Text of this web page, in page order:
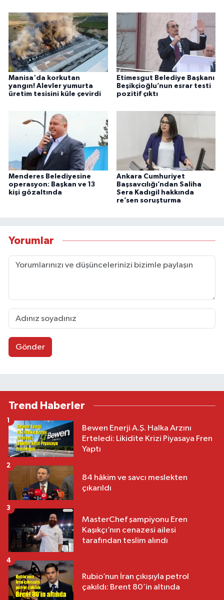
Manisa'da korkutan
yangın! Alevler yumurta
üretim tesisini küle çevirdi
Etimesgut Belediye Başkanı
Beşikçioğlu’nun esrar testi
pozitif çıktı
Menderes Belediyesine
operasyon: Başkan ve 13
kişi gözaltında
Ankara Cumhuriyet
Başsavcılığı’ndan Saliha
Sera Kadıgil hakkında
re’sen soruşturma
Yorumlar
Gönder
Trend Haberler
Bewen Enerji A.Ş. Halka Arzını
Erteledi: Likidite Krizi Piyasaya Fren
Yaptı
1
84 hâkim ve savcı meslekten
çıkarıldı
2
MasterChef şampiyonu Eren
Kaşıkçı’nın cenazesi ailesi
tarafından teslim alındı
3
Rubio’nun İran çıkışıyla petrol
çakıldı: Brent 80’in altında
4